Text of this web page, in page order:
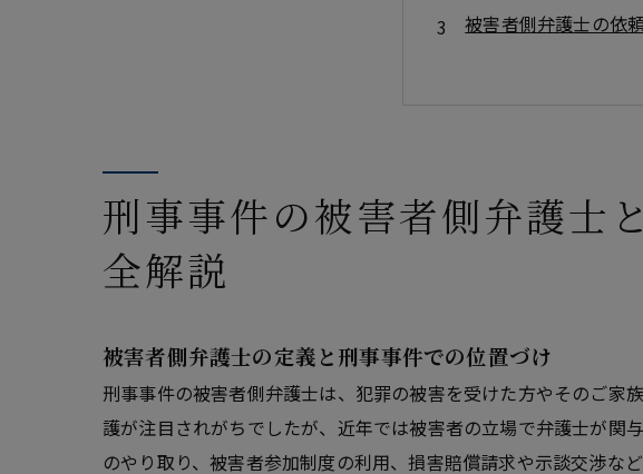
被害者側弁護士の依
被害者側弁護士費用
被害者支援の最新動
刑事事件の被害者側弁護士
全解説
被害者側弁護士の定義と刑事事件での位置づけ
刑事事件の被害者側弁護士は、犯罪の被害を受けた方やそのご家
護が注目されがちでしたが、近年では被害者の立場で弁護士が関
のやり取り、被害者参加制度の利用、損害賠償請求や示談交渉な